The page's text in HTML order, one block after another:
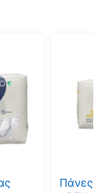
Πάνες
έχει